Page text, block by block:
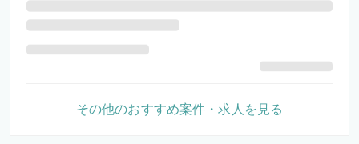
その他のおすすめ案件・求人を見る